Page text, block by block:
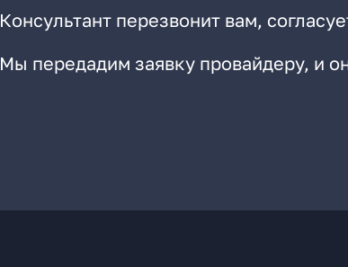
Консультант перезвонит вам,
Мы передадим заявку провайдеру, и